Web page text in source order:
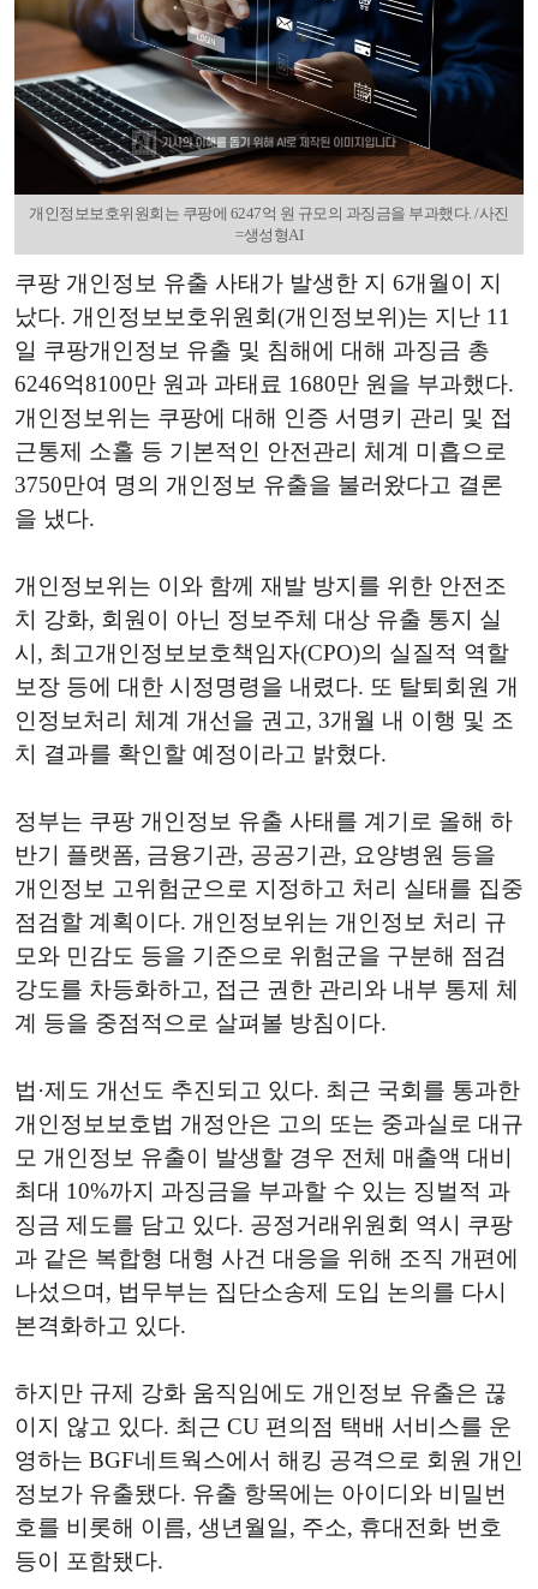
개인정보보호위원회는 쿠팡에 6247억 원 규모의 과징금을 부과했다. /사진
=생성형AI
쿠팡 개인정보 유출 사태가 발생한 지 6개월이 지
났다. 개인정보보호위원회(개인정보위)는 지난 11
일 쿠팡개인정보 유출 및 침해에 대해 과징금 총
6246억8100만 원과 과태료 1680만 원을 부과했다.
개인정보위는 쿠팡에 대해 인증 서명키 관리 및 접
근통제 소홀 등 기본적인 안전관리 체계 미흡으로
3750만여 명의 개인정보 유출을 불러왔다고 결론
을 냈다.
개인정보위는 이와 함께 재발 방지를 위한 안전조
치 강화, 회원이 아닌 정보주체 대상 유출 통지 실
시, 최고개인정보보호책임자(CPO)의 실질적 역할
보장 등에 대한 시정명령을 내렸다. 또 탈퇴회원 개
인정보처리 체계 개선을 권고, 3개월 내 이행 및 조
치 결과를 확인할 예정이라고 밝혔다.
정부는 쿠팡 개인정보 유출 사태를 계기로 올해 하
반기 플랫폼, 금융기관, 공공기관, 요양병원 등을
개인정보 고위험군으로 지정하고 처리 실태를 집중
점검할 계획이다. 개인정보위는 개인정보 처리 규
모와 민감도 등을 기준으로 위험군을 구분해 점검
강도를 차등화하고, 접근 권한 관리와 내부 통제 체
계 등을 중점적으로 살펴볼 방침이다.
법·제도 개선도 추진되고 있다. 최근 국회를 통과한
개인정보보호법 개정안은 고의 또는 중과실로 대규
모 개인정보 유출이 발생할 경우 전체 매출액 대비
최대 10%까지 과징금을 부과할 수 있는 징벌적 과
징금 제도를 담고 있다. 공정거래위원회 역시 쿠팡
과 같은 복합형 대형 사건 대응을 위해 조직 개편에
나섰으며, 법무부는 집단소송제 도입 논의를 다시
본격화하고 있다.
하지만 규제 강화 움직임에도 개인정보 유출은 끊
이지 않고 있다. 최근 CU 편의점 택배 서비스를 운
영하는 BGF네트웍스에서 해킹 공격으로 회원 개인
정보가 유출됐다. 유출 항목에는 아이디와 비밀번
호를 비롯해 이름, 생년월일, 주소, 휴대전화 번호
등이 포함됐다.